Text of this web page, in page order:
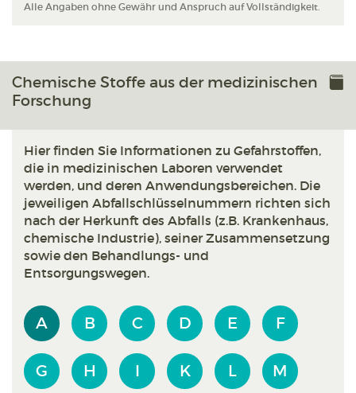
Alle Angaben ohne Gewähr und Anspruch auf Vollständigkeit.
Chemische Stoffe aus der medizinischen
Forschung
Hier finden Sie Informationen zu Gefahrstoffen,
die in medizinischen Laboren verwendet
werden, und deren Anwendungsbereichen. Die
jeweiligen Abfallschlüsselnummern richten sich
nach der Herkunft des Abfalls (z.B. Krankenhaus,
chemische Industrie), seiner Zusammensetzung
sowie den Behandlungs- und
Entsorgungswegen.
A B C D E F
G H I K L M